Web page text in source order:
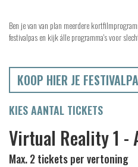
Ben je van van plan meerdere
festivalpas en kijk álle programma's voor
KOOP HIER JE
KIES AANTAL TICKETS
Virtual Reality 1 -
Max. 2 tickets per vertoning